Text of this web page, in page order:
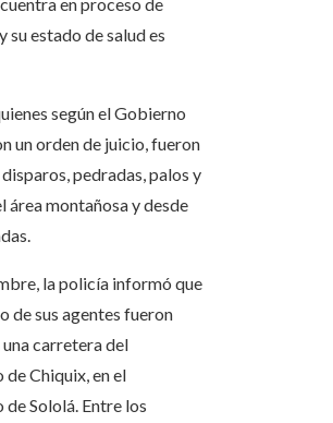
en proceso de
su estado de salud es
según el Gobierno
un orden de juicio, fueron
pedradas, palos y
área montañosa y desde
la policía informó que
de sus agentes fueron
una carretera del
Chiquix, en el
Sololá. Entre los